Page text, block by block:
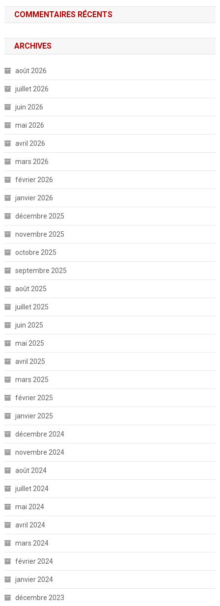
COMMENTAIRES RÉCENTS
ARCHIVES
août 2026
juillet 2026
juin 2026
mai 2026
avril 2026
mars 2026
février 2026
janvier 2026
décembre 2025
novembre 2025
octobre 2025
septembre 2025
août 2025
juillet 2025
juin 2025
mai 2025
avril 2025
mars 2025
février 2025
janvier 2025
décembre 2024
novembre 2024
août 2024
juillet 2024
mai 2024
avril 2024
mars 2024
février 2024
janvier 2024
décembre 2023